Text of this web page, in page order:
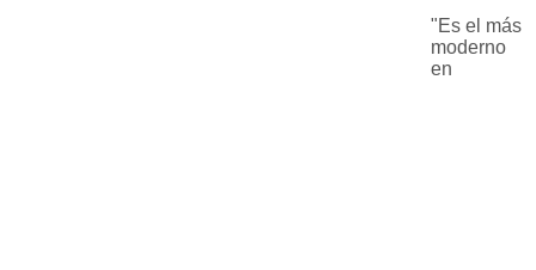
"Es el más
moderno
en